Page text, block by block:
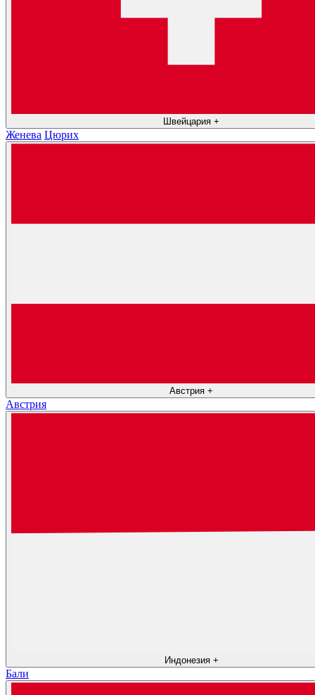
Швейцария +
Женева Цюрих
Австрия +
Австрия
Индонезия +
Бали